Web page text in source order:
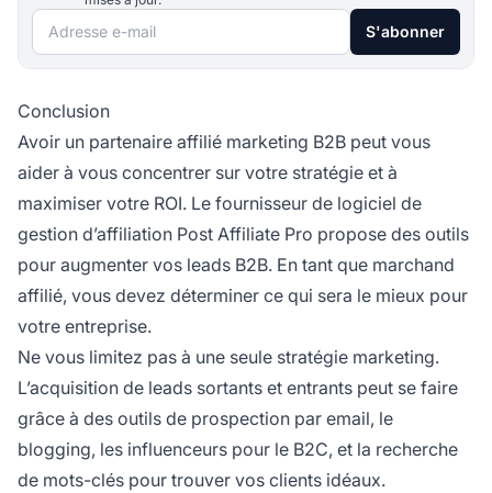
Adresse e-mail S'abonner
Conclusion
Avoir un partenaire affilié marketing B2B peut vous
aider à vous concentrer sur votre stratégie et à
maximiser votre ROI. Le fournisseur de logiciel de
gestion d’affiliation Post Affiliate Pro propose des outils
pour augmenter vos leads B2B. En tant que marchand
affilié, vous devez déterminer ce qui sera le mieux pour
votre entreprise.
Ne vous limitez pas à une seule stratégie marketing.
L’acquisition de leads sortants et entrants peut se faire
grâce à des outils de prospection par email, le
blogging, les influenceurs pour le B2C, et la recherche
de mots-clés pour trouver vos clients idéaux.